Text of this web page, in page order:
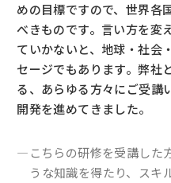
めの目標ですので、世界各
べきものです。言い方を変
ていかないと、地球・社会
セージでもあります。弊社
る、あらゆる方々にご受講
開発を進めてきました。
―こちらの研修を受講した
うな知識を得たり、スキ